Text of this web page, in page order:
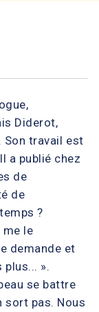
Diderot,
travail est
a publié chez
de
de
?
me le
demande et
».
se battre
sort pas. Nous